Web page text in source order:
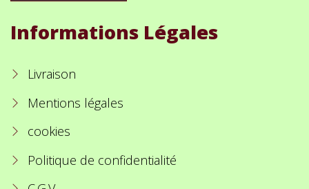
Informations Légales
Livraison
Mentions légales
cookies
Politique de confidentialité